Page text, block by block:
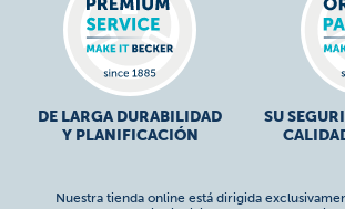
DE LARGA DURABILIDAD
Y PLANIFICACIÓN
SU
Nuestra tienda online está dirigida